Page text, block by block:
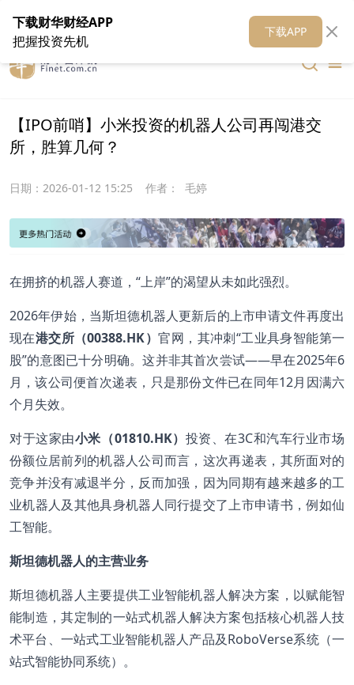
在线客服 关于我们 财华媒体矩阵 财华智库
【IPO前哨】小米投资的机器人公司再闯港交
所，胜算几何？
日期： 2026-01-12 15:25 作者： 毛婷
在拥挤的机器人赛道，“上岸”的渴望从未如此强烈。
2026年伊始，当斯坦德机器人更新后的上市申请文件再度出
现在港交所（00388.HK）官网，其冲刺“工业具身智能第一
股”的意图已十分明确。这并非其首次尝试——早在2025年6
月，该公司便首次递表，只是那份文件已在同年12月因满六
个月失效。
对于这家由小米（01810.HK） 投资、在3C和汽车行业市场
份额位居前列的机器人公司而言，这次再递表，其所面对的
竞争并没有减退半分，反而加强，因为同期有越来越多的工
业机器人及其他具身机器人同行提交了上市申请书，例如仙
工智能。
斯坦德机器人的主营业务
斯坦德机器人主要提供工业智能机器人解决方案，以赋能智
能制造，其定制的一站式机器人解决方案包括核心机器人技
术平台、一站式工业智能机器人产品及RoboVerse系统（一
站式智能协同系统）。
下载财华财经APP
把握投资先机
下载APP